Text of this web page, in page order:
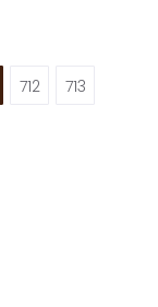
712
713